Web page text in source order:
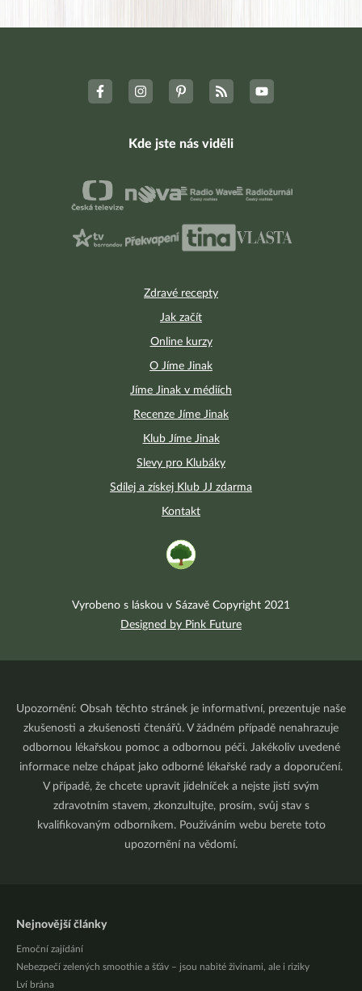
Zdravé recepty
Jak začít
Online kurzy
O Jíme Jinak
Jíme Jinak v médiích
Recenze Jíme Jinak
Klub Jíme Jinak
Slevy pro Klubáky
Sdílej a získej Klub JJ zdarma
Kontakt
Kde jste nás viděli
Vyrobeno s láskou v Sázavě Copyright 2021
Designed by Pink Future
Upozornění: Obsah těchto stránek je informativní, prezentuje naše
zkušenosti a zkušenosti čtenářů. V žádném případě nenahrazuje
odbornou lékařskou pomoc a odbornou péči. Jakékoliv uvedené
informace nelze chápat jako odborné lékařské rady a doporučení.
V případě, že chcete upravit jídelníček a nejste jistí svým
zdravotním stavem, zkonzultujte, prosím, svůj stav s
kvalifikovaným odborníkem. Používáním webu berete toto
upozornění na vědomí.
Nejnovější články
Emoční zajídání
Nebezpečí zelených smoothie a šťáv – jsou nabité živinami, ale i riziky
Lví brána